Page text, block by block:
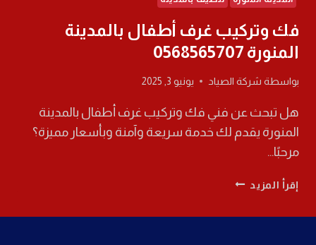
فك وتركيب غرف أطفال بالمدينة
المنورة 0568565707
بواسطة شركة الصياد يونيو 3, 2025
هل تبحث عن فني فك وتركيب غرف أطفال بالمدينة
المنورة يقدم لك خدمة سريعة وآمنة وبأسعار مميزة؟
مرحبًا…
إقرأ المزيد فك